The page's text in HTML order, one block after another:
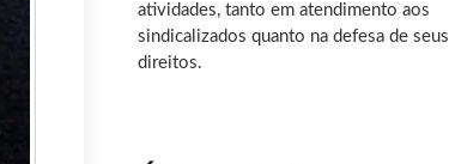
atividades, tanto em atendimento aos
sindicalizados quanto na defesa de seus
direitos.